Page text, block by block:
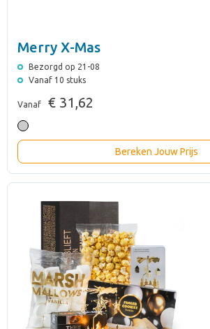
Merry X-Mas
Bezorgd op 21-08
Vanaf 10 stuks
Vanaf € 31,62
Bereken Jouw Prijs